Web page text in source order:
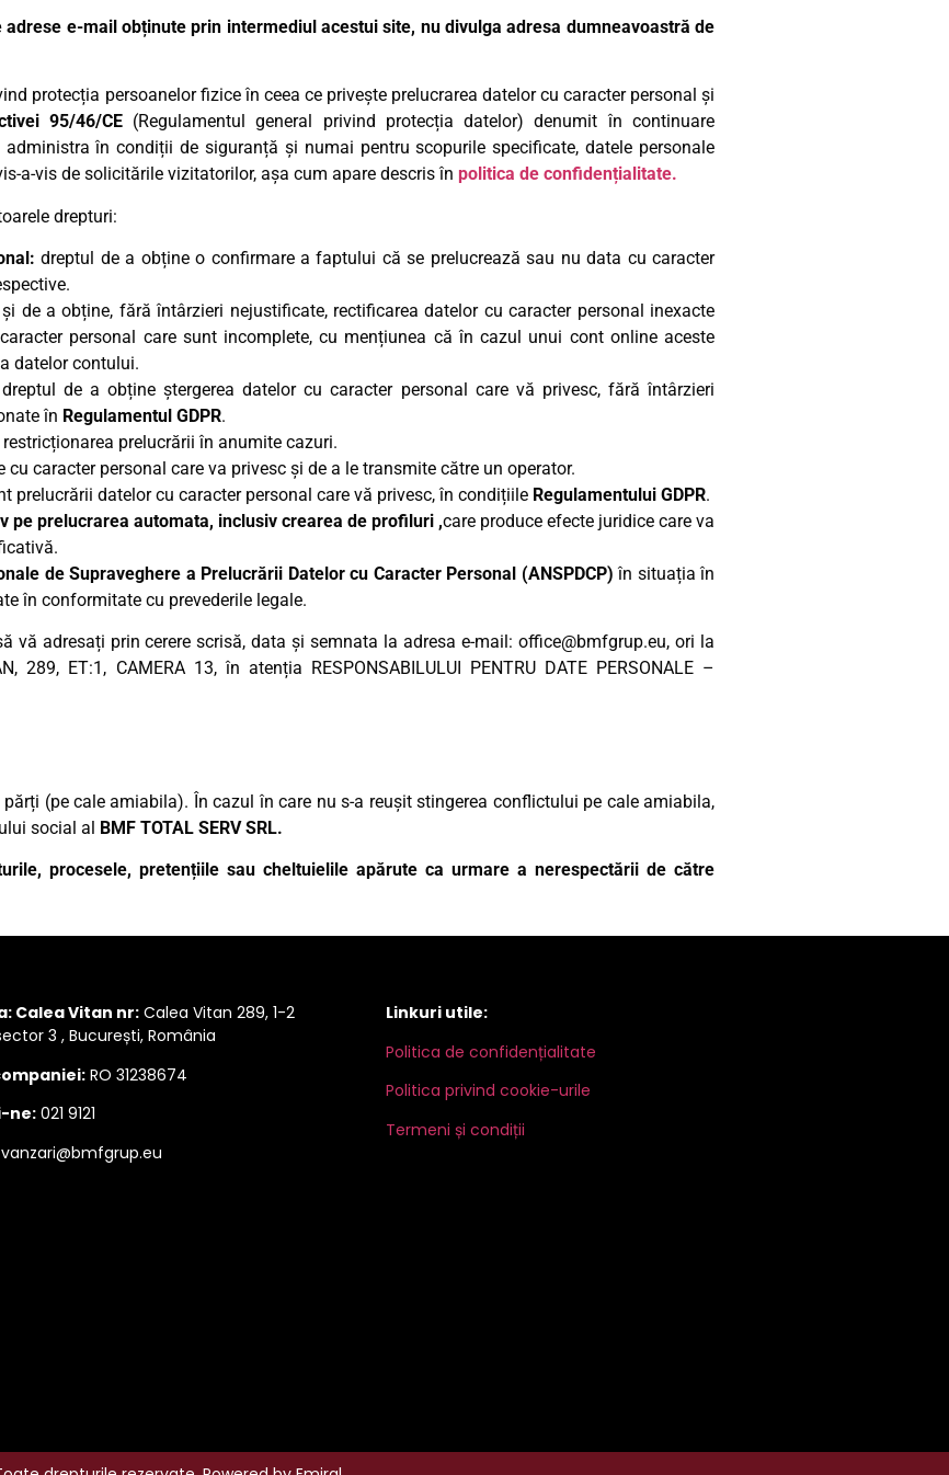
e-mail obținute prin intermediul acestui site, nu divulga adresa dumneavoastră de
protecția persoanelor fizice în ceea ce privește prelucrarea datelor cu caracter personal și
95/46/CE(Regulamentul general privind protecția datelor) denumit în continuare
în condiții de siguranță și numai pentru scopurile specificate, datele personale
a-vis de solicitările vizitatorilor, așa cum apare descris în politica de confidențialitate.
drepturi:
dreptul de a obține o confirmare a faptului că se prelucrează sau nu data cu caracter
de a obține, fără întârzieri nejustificate, rectificarea datelor cu caracter personal inexacte
personal care sunt incomplete, cu mențiunea că în cazul unui cont online aceste
datelor contului.
dreptul de a obține ștergerea datelor cu caracter personal care vă privesc, fără întârzieri
în Regulamentul GDPR.
prelucrării în anumite cazuri.
cu caracter personal care va privesc și de a le transmite către un operator.
prelucrării datelor cu caracter personal care vă privesc, în condițiile Regulamentului GDPR.
pe prelucrarea automata, inclusiv crearea de profiluri ,care produce efecte juridice care va
de Supraveghere a Prelucrării Datelor cu Caracter Personal (ANSPDCP)în situația în
în conformitate cu prevederile legale.
vă adresați prin cerere scrisă, data și semnata la adresa e-mail: office@bmfgrup.eu, ori la
289, ET:1, CAMERA 13, în atenția RESPONSABILULUI PENTRU DATE PERSONALE –
(pe cale amiabila). În cazul în care nu s-a reușit stingerea conflictului pe cale amiabila,
social al BMF TOTAL SERV SRL.
procesele, pretențiile sau cheltuielile apărute ca urmare a nerespectării de către
Calea Vitan nr:Calea Vitan 289, 1-2
3 , București, România
RO 31238674
ne: 021 9121
vanzari@bmfgrup.eu
Linkuri utile:
Politica de confidențialitate
Politica privind cookie-urile
Termeni și condiții